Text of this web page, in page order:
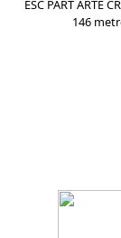
ESC PART ARTE
146